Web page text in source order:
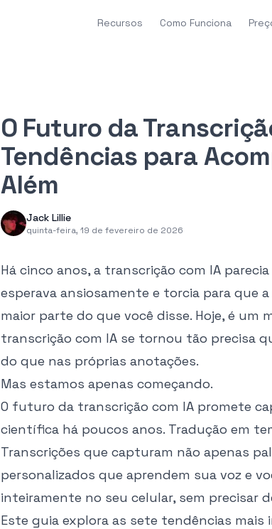
Recursos Como Funciona
O Futuro da
Tendências para
Além
Jack Lillie
quinta-feira, 19 de fevereiro de 2026
Há cinco anos, a transcrição com IA
esperava ansiosamente e torcia para que
maior parte do que você disse. Hoje, é
transcrição com IA se tornou tão precisa
do que nas próprias anotações.
Mas estamos apenas começando.
O futuro da transcrição com IA promete
científica há poucos anos. Tradução em
Transcrições que capturam não apenas
personalizados que aprendem sua voz e
inteiramente no seu celular, sem precisar
Este guia explora as sete tendências